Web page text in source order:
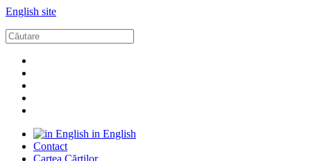
English site
in English
Contact
Cartea Cărților